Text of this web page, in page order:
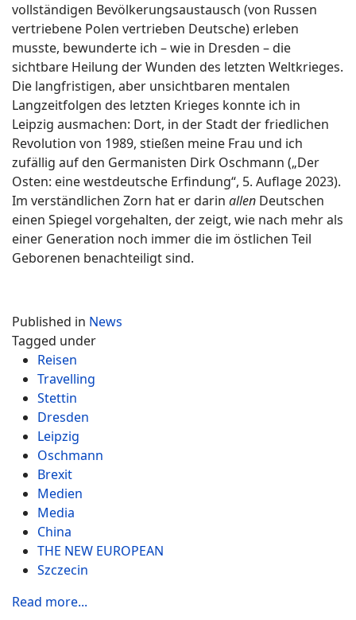
vollständigen Bevölkerungsaustausch (von Russen
vertriebene Polen vertrieben Deutsche) erleben
musste, bewunderte ich – wie in Dresden – die
sichtbare Heilung der Wunden des letzten Weltkrieges.
Die langfristigen, aber unsichtbaren mentalen
Langzeitfolgen des letzten Krieges konnte ich in
Leipzig ausmachen: Dort, in der Stadt der friedlichen
Revolution von 1989, stießen meine Frau und ich
zufällig auf den Germanisten Dirk Oschmann („Der
Osten: eine westdeutsche Erfindung“, 5. Auflage 2023).
Im verständlichen Zorn hat er darin allen Deutschen
einen Spiegel vorgehalten, der zeigt, wie nach mehr als
einer Generation noch immer die im östlichen Teil
Geborenen benachteiligt sind.
Published in News
Tagged under
Reisen
Travelling
Stettin
Dresden
Leipzig
Oschmann
Brexit
Medien
Media
China
THE NEW EUROPEAN
Szczecin
Read more...